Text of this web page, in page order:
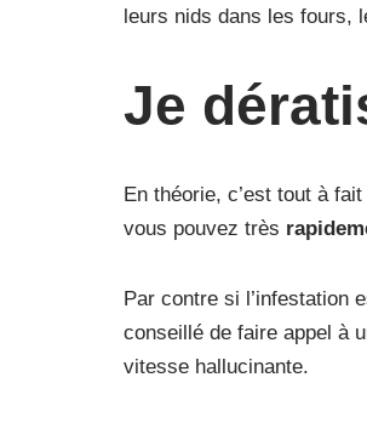
leurs nids dans les fours,
Je
En théorie, c’est tout à
vous pouvez très
Par contre si l’infestation
conseillé de faire appel à
vitesse hallucinante.